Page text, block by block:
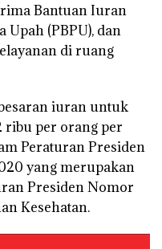
Bantuan Iuran
Upah (PBPU), dan
di ruang
iuran untuk
ribu per orang per
Peraturan Presiden
yang merupakan
Presiden Nomor
Kesehatan.